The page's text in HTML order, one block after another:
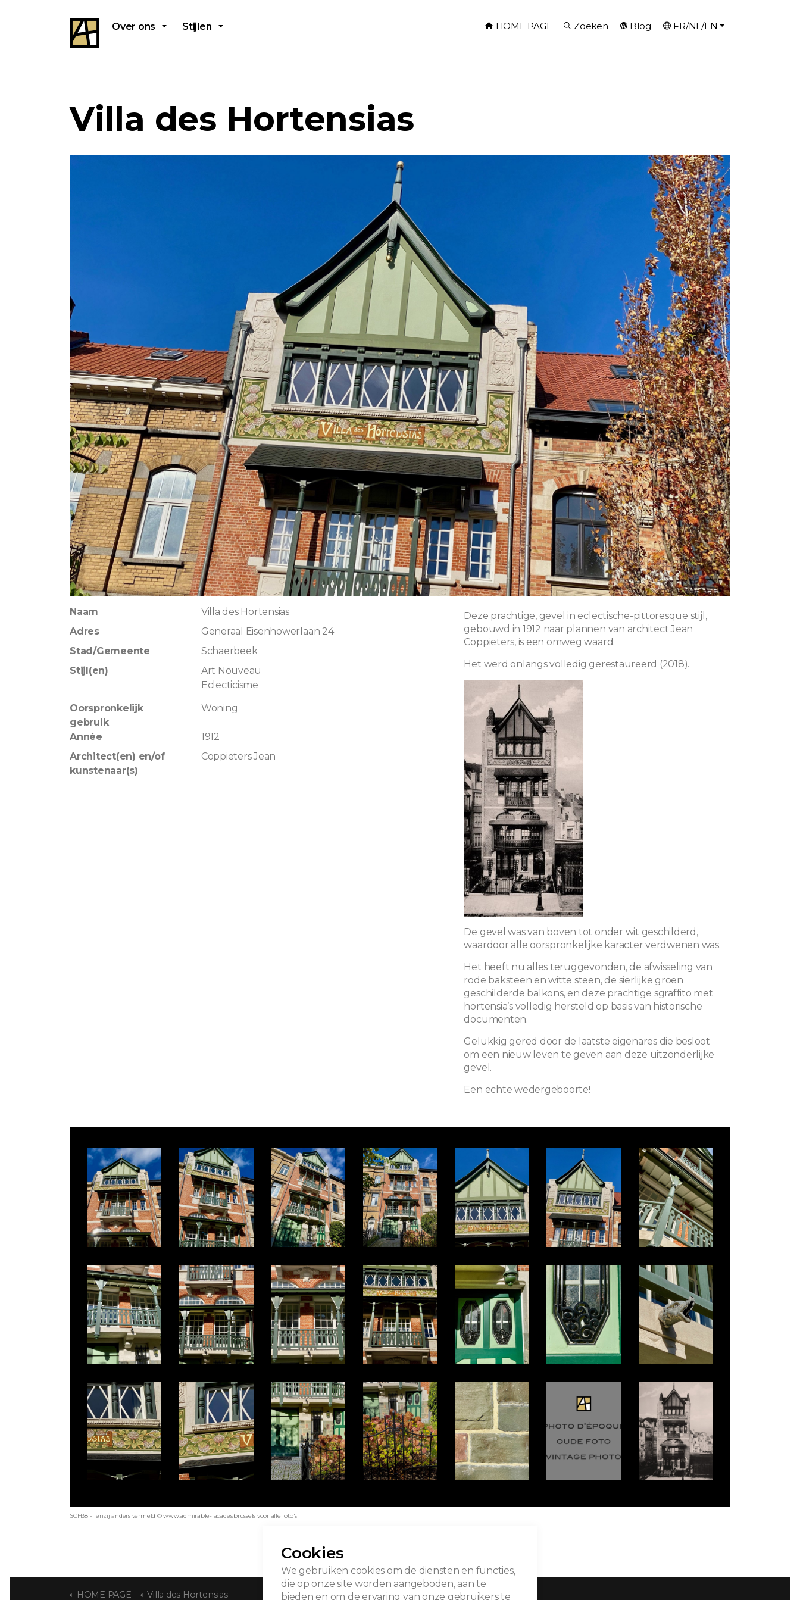
Over ons Stijlen HOME PAGE Zoeken Blog FR/NL/EN
Villa des Hortensias
Naam
Villa des Hortensias
Adres
Generaal Eisenhowerlaan 24
Stad/Gemeente
Schaerbeek
Stijl(en)
Art Nouveau
Eclecticisme
Oorspronkelijk
gebruik
Woning
Année
1912
Architect(en) en/of
kunstenaar(s)
Coppieters Jean
Deze prachtige, gevel in eclectische-pittoresque stijl,
gebouwd in 1912 naar plannen van architect Jean
Coppieters, is een omweg waard.
Het werd onlangs volledig gerestaureerd (2018).
De gevel was van boven tot onder wit geschilderd,
waardoor alle oorspronkelijke karacter verdwenen was.
Het heeft nu alles teruggevonden, de afwisseling van
rode baksteen en witte steen, de sierlijke groen
geschilderde balkons, en deze prachtige sgraffito met
hortensia’s volledig hersteld op basis van historische
documenten.
Gelukkig gered door de laatste eigenares die besloot
om een nieuw leven te geven aan deze uitzonderlijke
gevel.
Een echte wedergeboorte!
SCH38 - Tenzij anders vermeld © www.admirable-facades.brussels voor alle foto's
HOME PAGE Villa des Hortensias
Cookies
We gebruiken cookies om de diensten en functies,
die op onze site worden aangeboden, aan te
bieden en om de ervaring van onze gebruikers te